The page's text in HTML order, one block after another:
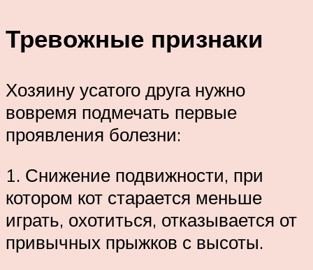
Тревожные признаки
Хозяину усатого друга нужно
вовремя подмечать первые
проявления болезни:
1. Снижение подвижности, при
котором кот старается меньше
играть, охотиться, отказывается от
привычных прыжков с высоты.